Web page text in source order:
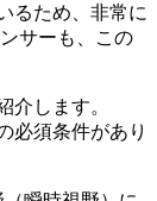
るため、非常に
サーも、この
介します。
必須条件があり